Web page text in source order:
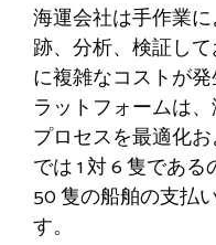
海運会社は手作業
跡、分析、検証し
に複雑なコストが
ラットフォームは
プロセスを最適化
では 1 対 6 隻であ
50 隻の船舶の支払
す。